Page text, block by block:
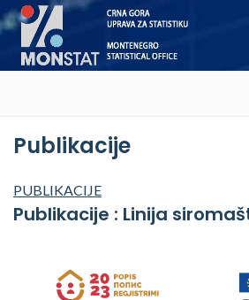
Publikacije
PUBLIKACIJE
Publikacije : Linija